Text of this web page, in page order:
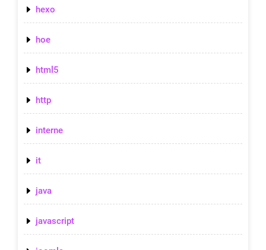
hexo
hoe
html5
http
interne
it
java
javascript